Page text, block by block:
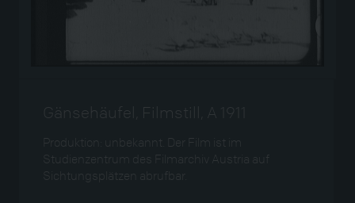
Gänsehäufel, Filmstill, A 1911
Produktion: unbekannt. Der Film ist im
Studienzentrum des Filmarchiv Austria auf
Sichtungsplätzen abrufbar.